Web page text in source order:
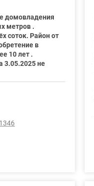
домовладения
метров .
соток. Район от
в
10 лет .
3.05.2025 не